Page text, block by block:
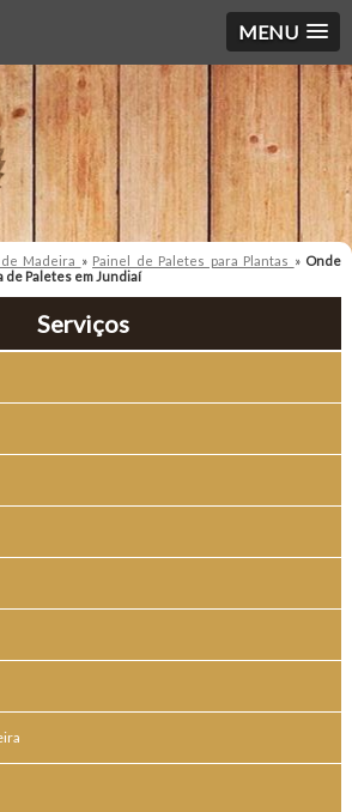
MENU
Madeira » Painel de Paletes para Plantas » Onde
de Paletes em Jundiaí
Serviços